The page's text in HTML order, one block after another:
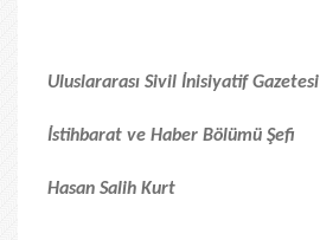
Uluslararası Sivil İnisiyatif Gazetesi
İstihbarat ve Haber Bölümü Şefi
Hasan Salih Kurt